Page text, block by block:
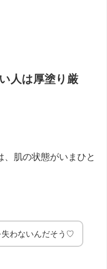
人は厚塗り厳
、肌の状態がいまひと
失わないんだそう♡